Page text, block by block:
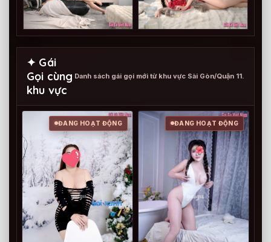
✦ Gái
Gọi cùng
khu vực
Danh sách gái gọi mới từ khu vực Sài Gòn/Quận 11.
ĐANG HOẠT ĐỘNG ĐANG HOẠT ĐỘNG